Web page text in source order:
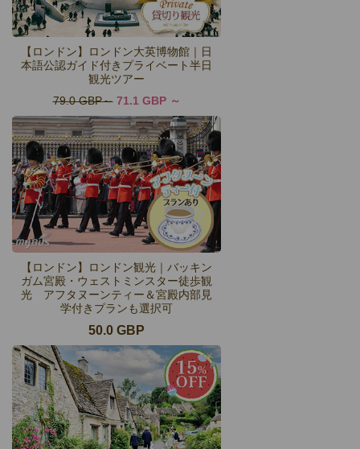
【ロンドン】ロンドン大英博物館｜日
本語公認ガイド付きプライベート半日
観光ツアー
79.0 GBP
71.1 GBP
【ロンドン】ロンドン観光｜バッキン
ガム宮殿・ウェストミンスター徒歩観
光 アフタヌーンティー＆宮殿内部見
学付きプランも選択可
50.0 GBP